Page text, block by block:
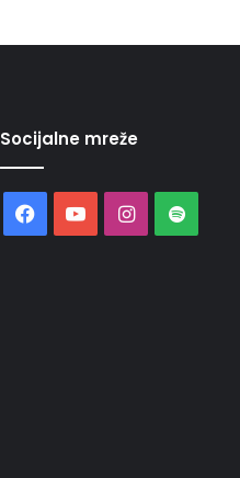
Socijalne mreže
Facebook
YouTubeInstagram
Spotify